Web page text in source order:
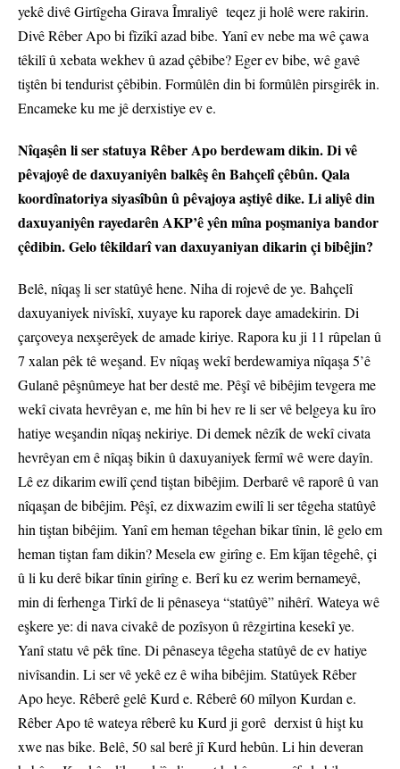
yekê divê Girtîgeha Girava Îmraliyê teqez ji holê were rakirin.
Divê Rêber Apo bi fîzîkî azad bibe. Yanî ev nebe ma wê çawa
têkilî û xebata wekhev û azad çêbibe? Eger ev bibe, wê gavê
tiştên bi tendurist çêbibin. Formûlên din bi formûlên pirsgirêk in.
Encameke ku me jê derxistiye ev e.
Nîqaşên li ser statuya Rêber Apo berdewam dikin. Di vê
pêvajoyê de daxuyaniyên balkêş ên Bahçelî çêbûn. Qala
koordînatoriya siyasîbûn û pêvajoya aştiyê dike. Li aliyê din
daxuyaniyên rayedarên AKP’ê yên mîna poşmaniya bandor
çêdibin. Gelo têkildarî van daxuyaniyan dikarin çi bibêjin?
Belê, nîqaş li ser statûyê hene. Niha di rojevê de ye. Bahçelî
daxuyaniyek nivîskî, xuyaye ku raporek daye amadekirin. Di
çarçoveya nexşerêyek de amade kiriye. Rapora ku ji 11 rûpelan û
7 xalan pêk tê weşand. Ev nîqaş wekî berdewamiya nîqaşa 5’ê
Gulanê pêşnûmeye hat ber destê me. Pêşî vê bibêjim tevgera me
wekî civata hevrêyan e, me hîn bi hev re li ser vê belgeya ku îro
hatiye weşandin nîqaş nekiriye. Di demek nêzîk de wekî civata
hevrêyan em ê nîqaş bikin û daxuyaniyek fermî wê were dayîn.
Lê ez dikarim ewilî çend tiştan bibêjim. Derbarê vê raporê û van
nîqaşan de bibêjim. Pêşî, ez dixwazim ewilî li ser têgeha statûyê
hin tiştan bibêjim. Yanî em heman têgehan bikar tînin, lê gelo em
heman tiştan fam dikin? Mesela ew girîng e. Em kîjan têgehê, çi
û li ku derê bikar tînin girîng e. Berî ku ez werim bernameyê,
min di ferhenga Tirkî de li pênaseya “statûyê” nihêrî. Wateya wê
eşkere ye: di nava civakê de pozîsyon û rêzgirtina kesekî ye.
Yanî statu vê pêk tîne. Di pênaseya têgeha statûyê de ev hatiye
nivîsandin. Li ser vê yekê ez ê wiha bibêjim. Statûyek Rêber
Apo heye. Rêberê gelê Kurd e. Rêberê 60 mîlyon Kurdan e.
Rêber Apo tê wateya rêberê ku Kurd ji gorê derxist û hişt ku
xwe nas bike. Belê, 50 sal berê jî Kurd hebûn. Li hin deveran